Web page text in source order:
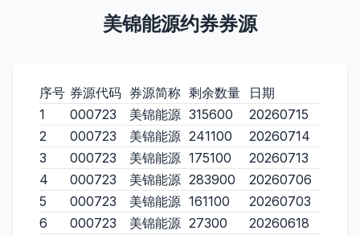
美锦能源约券券源
序号 券源代码 券源简称 剩余数量
日期
1
000723 美锦能源 315600
20260715
2
000723 美锦能源 241100
20260714
3
000723 美锦能源 175100
20260713
4
000723 美锦能源 283900
20260706
5
000723 美锦能源 161100
20260703
6
000723 美锦能源 27300
20260618